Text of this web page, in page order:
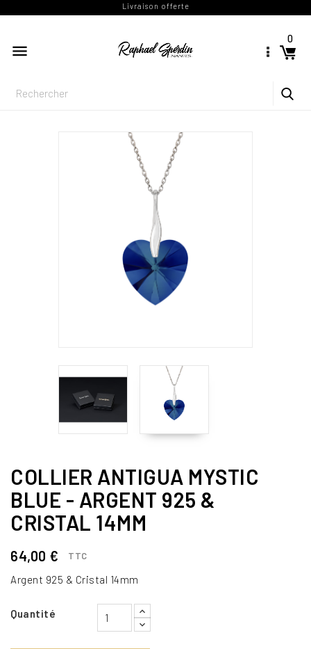

0
Livraison offerte
COLLIER ANTIGUA MYSTIC
BLUE - ARGENT 925 &
CRISTAL 14MM
64,00 € TTC
Argent 925 & Cristal 14mm
Quantité